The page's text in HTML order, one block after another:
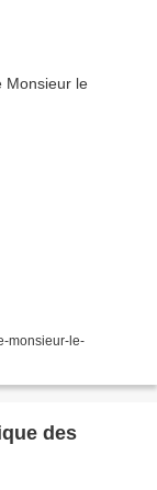
monsieur-le-
des